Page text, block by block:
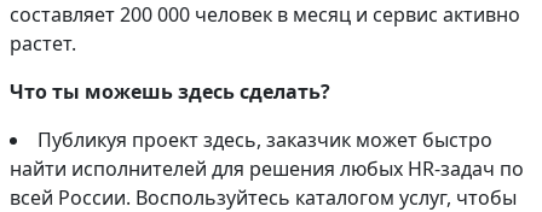
составляет 200 000 человек в месяц и сервис активно
растет.
Что ты можешь здесь сделать?
Публикуя проект здесь, заказчик может быстро
найти исполнителей для решения любых HR-задач по
всей России. Воспользуйтесь каталогом услуг, чтобы